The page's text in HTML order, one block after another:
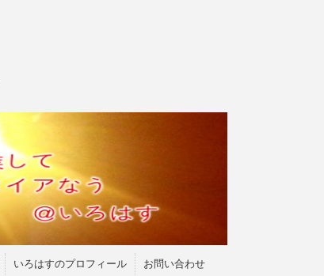
いろはすのプロフィール お問い合わせ